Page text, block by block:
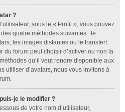
?
sous le « Profil », vous pouvez
quatre méthodes suivantes : le
les images distantes ou le transfert
du forum peut choisir d’activer ou non la
qu’il veut rendre disponible aux
utiliser d’avatars, nous vous invitons à
je le modifier ?
de votre nom d’utilisateur,